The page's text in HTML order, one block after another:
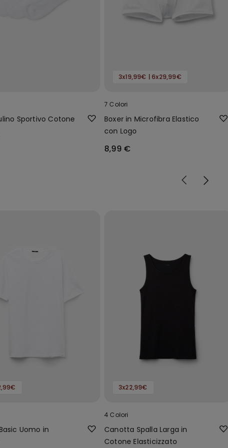
Sportivo Cotone
3x19,99€ | 6x29,99€
7 Colori
Boxer in Microfibra Elastico
con Logo
8,99 €
Uomo in
3x22,99€
4 Colori
Canotta Spalla Larga in
Cotone Elasticizzato